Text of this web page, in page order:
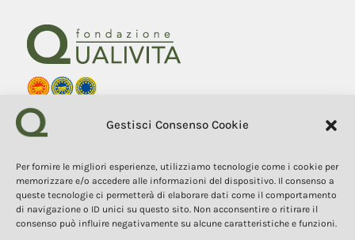
Gestisci Consenso Cookie
Per fornire le migliori esperienze, utilizziamo tecnologie come i cookie per
memorizzare e/o accedere alle informazioni del dispositivo. Il consenso a
queste tecnologie ci permetterà di elaborare dati come il comportamento
di navigazione o ID unici su questo sito. Non acconsentire o ritirare il
consenso può influire negativamente su alcune caratteristiche e funzioni.
Fondazione Qualivita
Sede Via Fontebranda 69
COPYRIGHT 2025
I contenuti, i testi e le immagini di questo sito web sono di
proprietà della Fondazione Qualivita e sono protetti dal diritto
d’autore e dalla normativa sulla proprietà intellettuale. È vietata la